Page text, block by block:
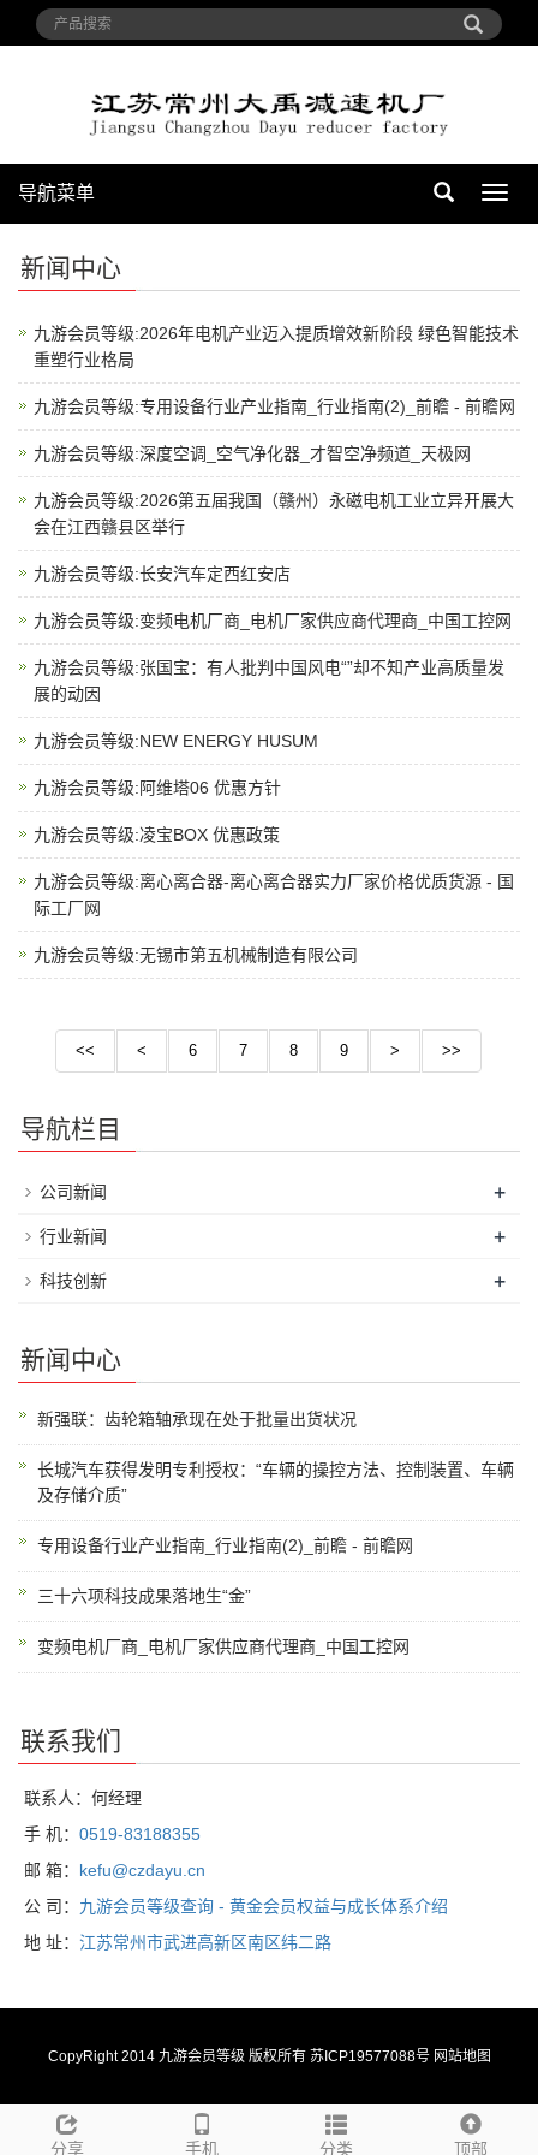
导
导航菜单
新闻中心
九游会员等级:2026年电机产业迈入提质增效新阶段 绿色智能技术
重塑行业格局
九游会员等级:专用设备行业产业指南_行业指南(2)_前瞻 - 前瞻网
九游会员等级:深度空调_空气净化器_才智空净频道_天极网
九游会员等级:2026第五届我国（赣州）永磁电机工业立异开展大
会在江西赣县区举行
九游会员等级:长安汽车定西红安店
九游会员等级:变频电机厂商_电机厂家供应商代理商_中国工控网
九游会员等级:张国宝：有人批判中国风电“”却不知产业高质量发
展的动因
九游会员等级:NEW ENERGY HUSUM
九游会员等级:阿维塔06 优惠方针
九游会员等级:凌宝BOX 优惠政策
九游会员等级:离心离合器-离心离合器实力厂家价格优质货源 - 国
际工厂网
九游会员等级:无锡市第五机械制造有限公司
<< < 6 7 8 9 > >>
导航栏目
公司新闻 +
行业新闻 +
科技创新 +
新闻中心
新强联：齿轮箱轴承现在处于批量出货状况
长城汽车获得发明专利授权：“车辆的操控方法、控制装置、车辆
及存储介质”
专用设备行业产业指南_行业指南(2)_前瞻 - 前瞻网
三十六项科技成果落地生“金”
变频电机厂商_电机厂家供应商代理商_中国工控网
联系我们
联系人：何经理
手 机： 0519-83188355
邮 箱： kefu@czdayu.cn
公 司： 九游会员等级查询 - 黄金会员权益与成长体系介绍
地 址： 江苏常州市武进高新区南区纬二路
分享 手机 分类 顶部
CopyRight 2014 九游会员等级 版权所有 苏ICP19577088号 网站地图